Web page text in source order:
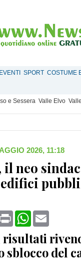
EVENTI SPORT COSTUME
e Sessera Valle Elvo
2026, 11:18
il neo
Print WhatsApp
sblocco del